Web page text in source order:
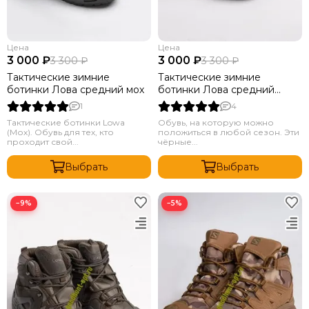
Цена
3 000 ₽3 300 ₽
Тактические зимние
ботинки Лова средний мох
1
Тактические ботинки Lowa
(Мох). Обувь для тех, кто
проходит свой...
Выбрать
Цена
3 000 ₽3 300 ₽
Тактические зимние
ботинки Лова средний
черный
4
Обувь, на которую можно
положиться в любой сезон. Эти
чёрные...
Выбрать
−9% −5%